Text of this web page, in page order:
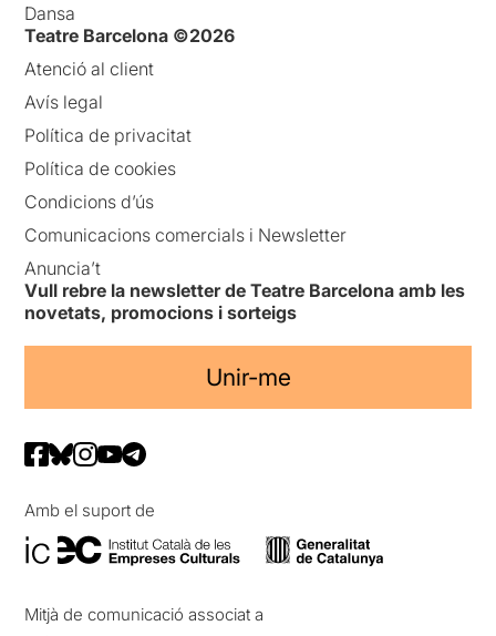
Dansa
Teatre Barcelona ©2026
Atenció al client
Avís legal
Política de privacitat
Política de cookies
Condicions d’ús
Comunicacions comercials i Newsletter
Anuncia’t
Vull rebre la newsletter de Teatre Barcelona amb les
novetats, promocions i sorteigs
Unir-me
Amb el suport de
Mitjà de comunicació associat a